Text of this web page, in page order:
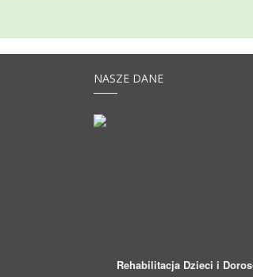
NASZE DANE
Rehabilitacja Dzieci i